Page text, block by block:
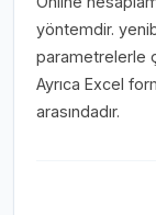
yöntemdir.
parametrelerle
Ayrıca Excel
arasındadır.